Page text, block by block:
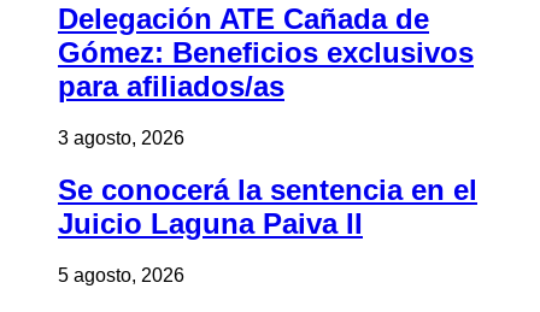
Delegación ATE Cañada de
Gómez: Beneficios exclusivos
para afiliados/as
3 agosto, 2026
Se conocerá la sentencia en el
Juicio Laguna Paiva II
5 agosto, 2026